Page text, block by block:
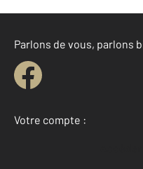
Parlons de vous, parlons
Votre compte :